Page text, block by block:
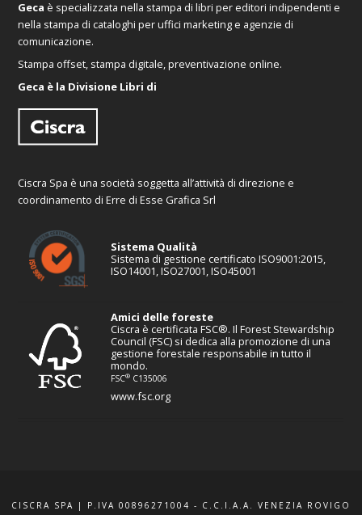
Geca è specializzata nella stampa di libri per editori indipendenti e
nella stampa di cataloghi per uffici marketing e agenzie di
comunicazione.
Stampa offset, stampa digitale, preventivazione online.
Geca è la Divisione Libri di
Ciscra Spa è una società soggetta all’attività di direzione e
coordinamento di Erre di Esse Grafica Srl
Sistema Qualità
Sistema di gestione certificato ISO9001:2015,
ISO14001, ISO27001, ISO45001
Amici delle foreste
Ciscra è certificata FSC®. Il Forest Stewardship
Council (FSC) si dedica alla promozione di una
gestione forestale responsabile in tutto il
mondo.
FSC® C135006
www.fsc.org
CISCRA SPA | P.IVA 00896271004 - C.C.I.A.A. VENEZIA ROVIGO